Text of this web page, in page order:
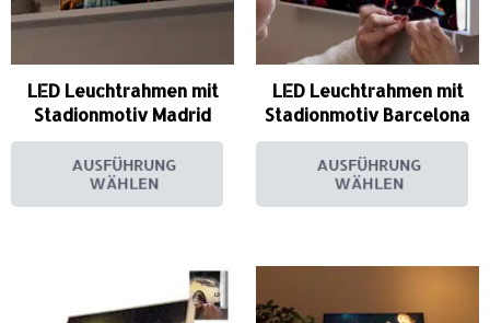
LED Leuchtrahmen mit
Stadionmotiv Madrid
AUSFÜHRUNG
WÄHLEN
LED Leuchtrahmen mit
Stadionmotiv Barcelona
AUSFÜHRUNG
WÄHLEN